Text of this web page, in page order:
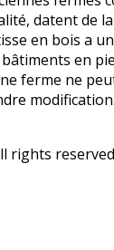
datent de
en bois a
en
ferme ne
modification.
rights reserved